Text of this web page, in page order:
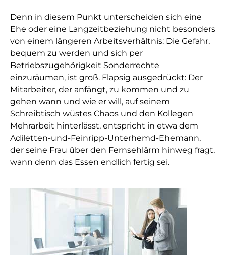
Denn in diesem Punkt unterscheiden sich eine
Ehe oder eine Langzeitbeziehung nicht besonders
von einem längeren Arbeitsverhältnis: Die Gefahr,
bequem zu werden und sich per
Betriebszugehörigkeit Sonderrechte
einzuräumen, ist groß. Flapsig ausgedrückt: Der
Mitarbeiter, der anfängt, zu kommen und zu
gehen wann und wie er will, auf seinem
Schreibtisch wüstes Chaos und den Kollegen
Mehrarbeit hinterlässt, entspricht in etwa dem
Adiletten-und-Feinripp-Unterhemd-Ehemann,
der seine Frau über den Fernsehlärm hinweg fragt,
wann denn das Essen endlich fertig sei.